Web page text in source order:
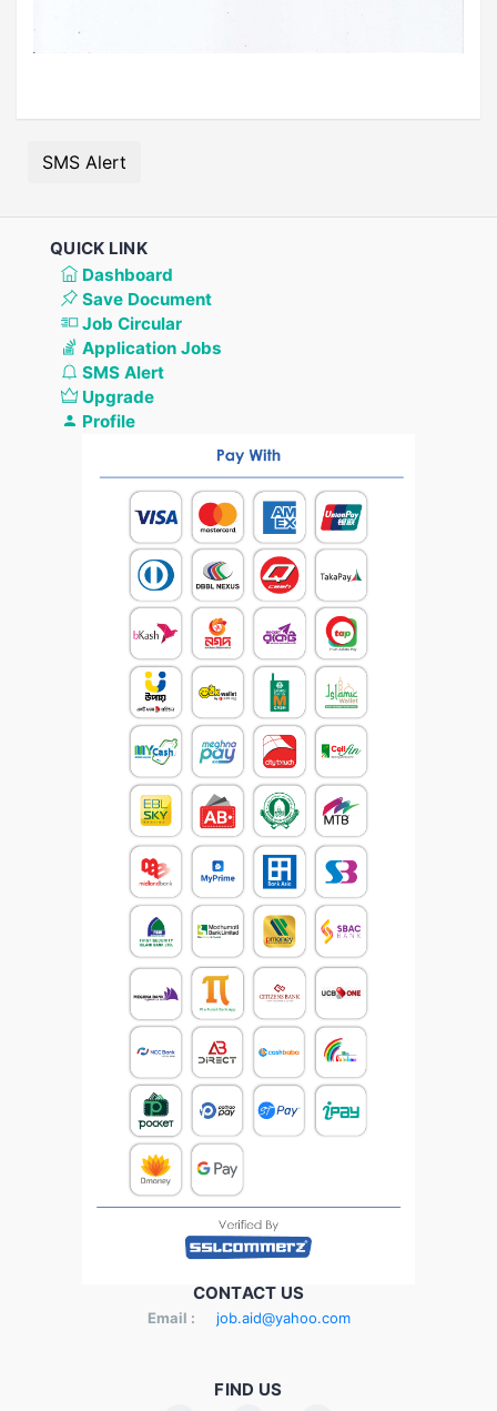
SMS Alert
QUICK LINK
Dashboard
Save Document
Job Circular
Application Jobs
SMS Alert
Upgrade
Profile
CONTACT US
Email : job.aid@yahoo.com
FIND US